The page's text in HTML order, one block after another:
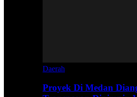
Daerah
Proyek Di Medan